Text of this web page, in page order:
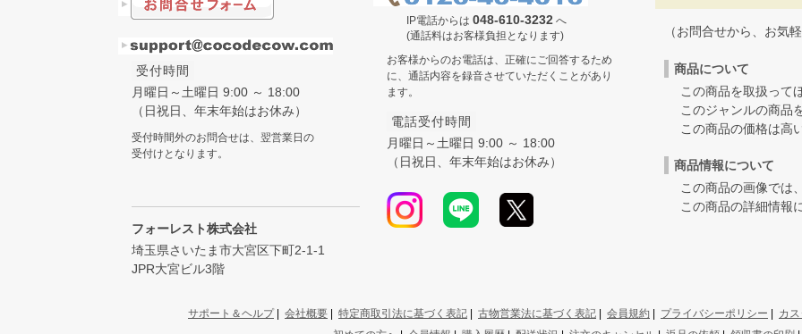
受付時間
月曜日～土曜日 9:00 ～ 18:00
（日祝日、年末年始はお休み）
受付時間外のお問合せは、翌営業日の
受付けとなります。
フォーレスト株式会社
埼玉県さいたま市大宮区下町2-1-1
JPR大宮ビル3階
IP電話からは 048-610-3232 へ
(通話料はお客様負担となります)
お客様からのお電話は、正確にご回答するため
に、通話内容を録音させていただくことがあり
ます。
電話受付時間
月曜日～土曜日 9:00 ～ 18:00
（日祝日、年末年始はお休み）
（お問合せから、お気
商品について
この商品を取扱って
このジャンルの商品
この商品の価格は高
商品情報について
この商品の画像では
この商品の詳細情報
サポート＆ヘルプ| 会社概要 | 特定商取引法に基づく表記 | 古物営業法に基づく表記 | 会員規約 | プライバシーポリシー | カ